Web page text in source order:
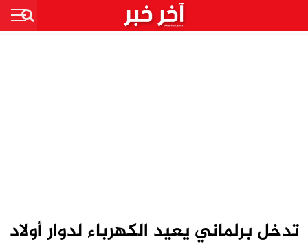
تدخل برلماني يعيد الكهرباء لدوار أولاد